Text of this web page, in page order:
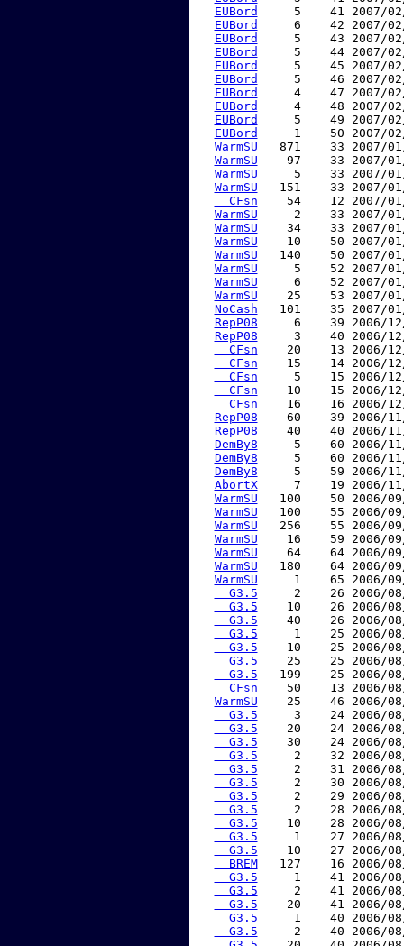
EUBord
5    41 2007/
EUBord
6    42 2007/
EUBord
5    43 2007/
EUBord
5    44 2007/
EUBord
5    45 2007/
EUBord
5    46 2007/
EUBord
4    47 2007/
EUBord
4    48 2007/
EUBord
5    49 2007/
EUBord
1    50 2007/
WarmSU
871    33 2007/
WarmSU
97    33 2007/
WarmSU
5    33 2007/
WarmSU
151    33 2007/
  CFsn
54    12 2007/
WarmSU
2    33 2007/
WarmSU
34    33 2007/
WarmSU
10    50 2007/
WarmSU
140    50 2007/
WarmSU
5    52 2007/
WarmSU
6    52 2007/
WarmSU
25    53 2007/
NoCash
101    35 2007/
RepP08
6    39 2006/
RepP08
3    40 2006/
  CFsn
20    13 2006/
  CFsn
15    14 2006/
  CFsn
5    15 2006/
  CFsn
10    15 2006/
  CFsn
16    16 2006/
RepP08
60    39 2006/
RepP08
40    40 2006/
DemBy8
5    60 2006/
DemBy8
5    60 2006/
DemBy8
5    59 2006/
AbortX
7    19 2006/
WarmSU
100    50 2006/
WarmSU
100    55 2006/
WarmSU
256    55 2006/
WarmSU
16    59 2006/
WarmSU
64    64 2006/
WarmSU
180    64 2006/
WarmSU
1    65 2006/
  G3.5
2    26 2006/
  G3.5
10    26 2006/
  G3.5
40    26 2006/
  G3.5
1    25 2006/
  G3.5
10    25 2006/
  G3.5
25    25 2006/
  G3.5
199    25 2006/
  CFsn
50    13 2006/
WarmSU
25    46 2006/
  G3.5
3    24 2006/
  G3.5
20    24 2006/
  G3.5
30    24 2006/
  G3.5
2    32 2006/
  G3.5
2    31 2006/
  G3.5
2    30 2006/
  G3.5
2    29 2006/
  G3.5
2    28 2006/
  G3.5
10    28 2006/
  G3.5
1    27 2006/
  G3.5
10    27 2006/
  BREM
127    16 2006/
  G3.5
1    41 2006/
  G3.5
2    41 2006/
  G3.5
20    41 2006/
  G3.5
1    40 2006/
  G3.5
2    40 2006/